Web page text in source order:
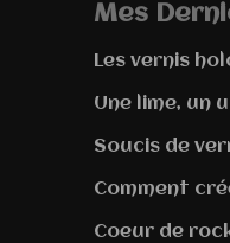
Mes
Les vernis
Une lime, un
Soucis de
Comment
Coeur de